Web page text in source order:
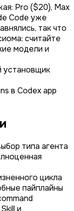
Pro ($20), Max
Code уже
так что
считайте
модели и
установщик
в Codex app
типа агента
цикла
пайплайны
и